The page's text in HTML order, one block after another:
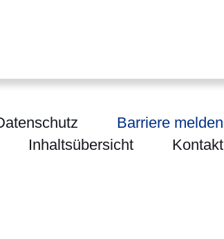
Barriere melden
Inhaltsübersicht
Kontakt